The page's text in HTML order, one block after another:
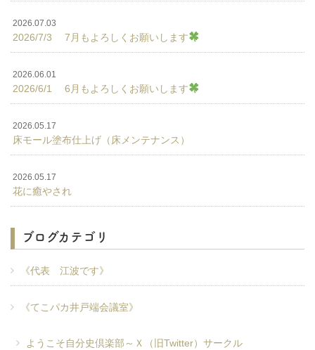
2026.07.03
2026/7/3 7月もよろしくお願いします
2026.06.01
2026/6/1 6月もよろしくお願いします
2026.05.17
床モール塗布仕上げ（床メンテナンス）
2026.05.17
花に癒やされ
ブログカテゴリ
《代表 江波です》
《てこパカ井戸端会議室》
ようこそ自分史倶楽部～Ｘ（旧Twitter）サークル